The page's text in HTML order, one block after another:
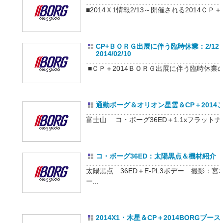
■2014Ｘ1情報2/13～開催される2014ＣＰ
CP+ＢＯＲＧ出展に伴う臨時休業：2/
2014/02/10
■ＣＰ＋2014ＢＯＲＧ出展に伴う臨時休
通勤ボーグ＆オリオン星雲＆CP＋
富士山 コ・ボーグ36ED＋1.1xフラット
コ・ボーグ36ED：太陽黒点＆機材紹
太陽黒点 36ED＋E-PL3ボデー 撮影：宮
ー...
2014X1・木星＆CP＋2014BORGブー